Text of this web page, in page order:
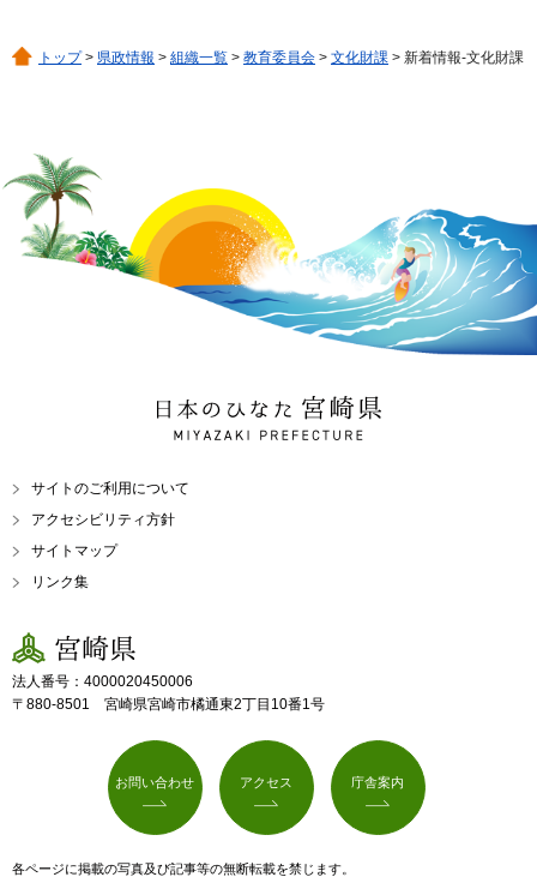
トップ> 県政情報 > 組織一覧 > 教育委員会 > 文化財課 > 新着情報-文化財課
日本のひなた 宮崎県
MIYAZAKI PREFECTURE
サイトのご利用について
アクセシビリティ方針
サイトマップ
リンク集
宮崎県
法人番号：4000020450006
〒880-8501 宮崎県宮崎市橘通東2丁目10番1号
お問い合わせ アクセス 庁舎案内
各ページに掲載の写真及び記事等の無断転載を禁じます。